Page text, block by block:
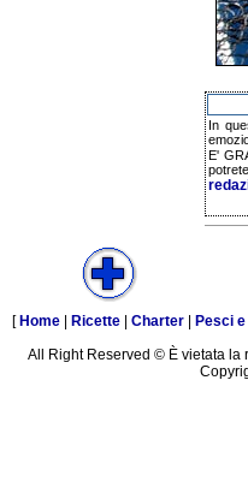
In
E'
[ Home Ricette Charter Pesci
All Right Reserved © È vietata la